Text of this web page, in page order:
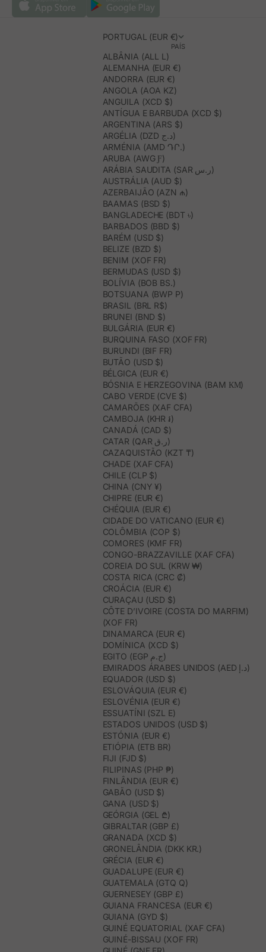
PORTUGAL (EUR €)
PAÍS
ALBÂNIA (ALL L)
ALEMANHA (EUR €)
ANDORRA (EUR €)
ANGOLA (AOA KZ)
ANGUILA (XCD $)
ANTÍGUA E BARBUDA (XCD $)
ARGENTINA (ARS $)
ARGÉLIA (DZD د.ج)
ARMÉNIA (AMD ԴՐ.)
ARUBA (AWG Ƒ)
ARÁBIA SAUDITA (SAR ر.س)
AUSTRÁLIA (AUD $)
AZERBAIJÃO (AZN ₼)
BAAMAS (BSD $)
BANGLADECHE (BDT ৳)
BARBADOS (BBD $)
BARÉM (USD $)
BELIZE (BZD $)
BENIM (XOF FR)
BERMUDAS (USD $)
BOLÍVIA (BOB BS.)
BOTSUANA (BWP P)
BRASIL (BRL R$)
BRUNEI (BND $)
BULGÁRIA (EUR €)
BURQUINA FASO (XOF FR)
BURUNDI (BIF FR)
BUTÃO (USD $)
BÉLGICA (EUR €)
BÓSNIA E HERZEGOVINA (BAM КМ)
CABO VERDE (CVE $)
CAMARÕES (XAF CFA)
CAMBOJA (KHR ៛)
CANADÁ (CAD $)
CATAR (QAR ر.ق)
CAZAQUISTÃO (KZT ₸)
CHADE (XAF CFA)
CHILE (CLP $)
CHINA (CNY ¥)
CHIPRE (EUR €)
CHÉQUIA (EUR €)
CIDADE DO VATICANO (EUR €)
COLÔMBIA (COP $)
COMORES (KMF FR)
CONGO-BRAZZAVILLE (XAF CFA)
COREIA DO SUL (KRW ₩)
COSTA RICA (CRC ₡)
CROÁCIA (EUR €)
CURAÇAU (USD $)
CÔTE D’IVOIRE (COSTA DO MARFIM)
(XOF FR)
DINAMARCA (EUR €)
DOMÍNICA (XCD $)
EGITO (EGP ج.م)
EMIRADOS ÁRABES UNIDOS (AED د.إ)
EQUADOR (USD $)
ESLOVÁQUIA (EUR €)
ESLOVÉNIA (EUR €)
ESSUATÍNI (SZL E)
ESTADOS UNIDOS (USD $)
ESTÓNIA (EUR €)
ETIÓPIA (ETB BR)
FIJI (FJD $)
FILIPINAS (PHP ₱)
FINLÂNDIA (EUR €)
GABÃO (USD $)
GANA (USD $)
GEÓRGIA (GEL ₾)
GIBRALTAR (GBP £)
GRANADA (XCD $)
GRONELÂNDIA (DKK KR.)
GRÉCIA (EUR €)
GUADALUPE (EUR €)
GUATEMALA (GTQ Q)
GUERNESEY (GBP £)
GUIANA FRANCESA (EUR €)
GUIANA (GYD $)
GUINÉ EQUATORIAL (XAF CFA)
GUINÉ-BISSAU (XOF FR)